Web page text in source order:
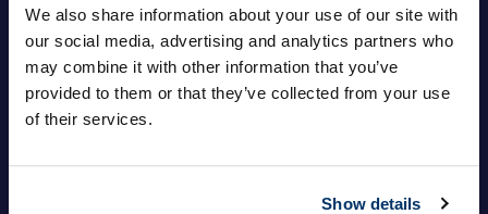
We also share information about your use of our site with
our social media, advertising and analytics partners who
may combine it with other information that you’ve
provided to them or that they’ve collected from your use
of their services.
Show details